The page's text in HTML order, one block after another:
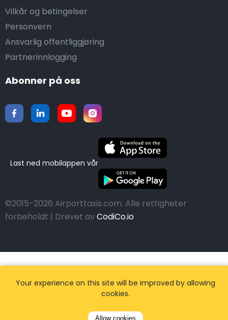
Vilkår og betingelser
Personvern
Ansvarlig offentliggjøring
Partnerinnlogging
Abonner på oss
Last ned mobilappen vår
©2015-2026 Airporttaxis.com. Alle rettigheter
forbeholdt | Drevet avCodiCo.io
Your experience on this site will be improved by allowing
cookies.
Allow cookies